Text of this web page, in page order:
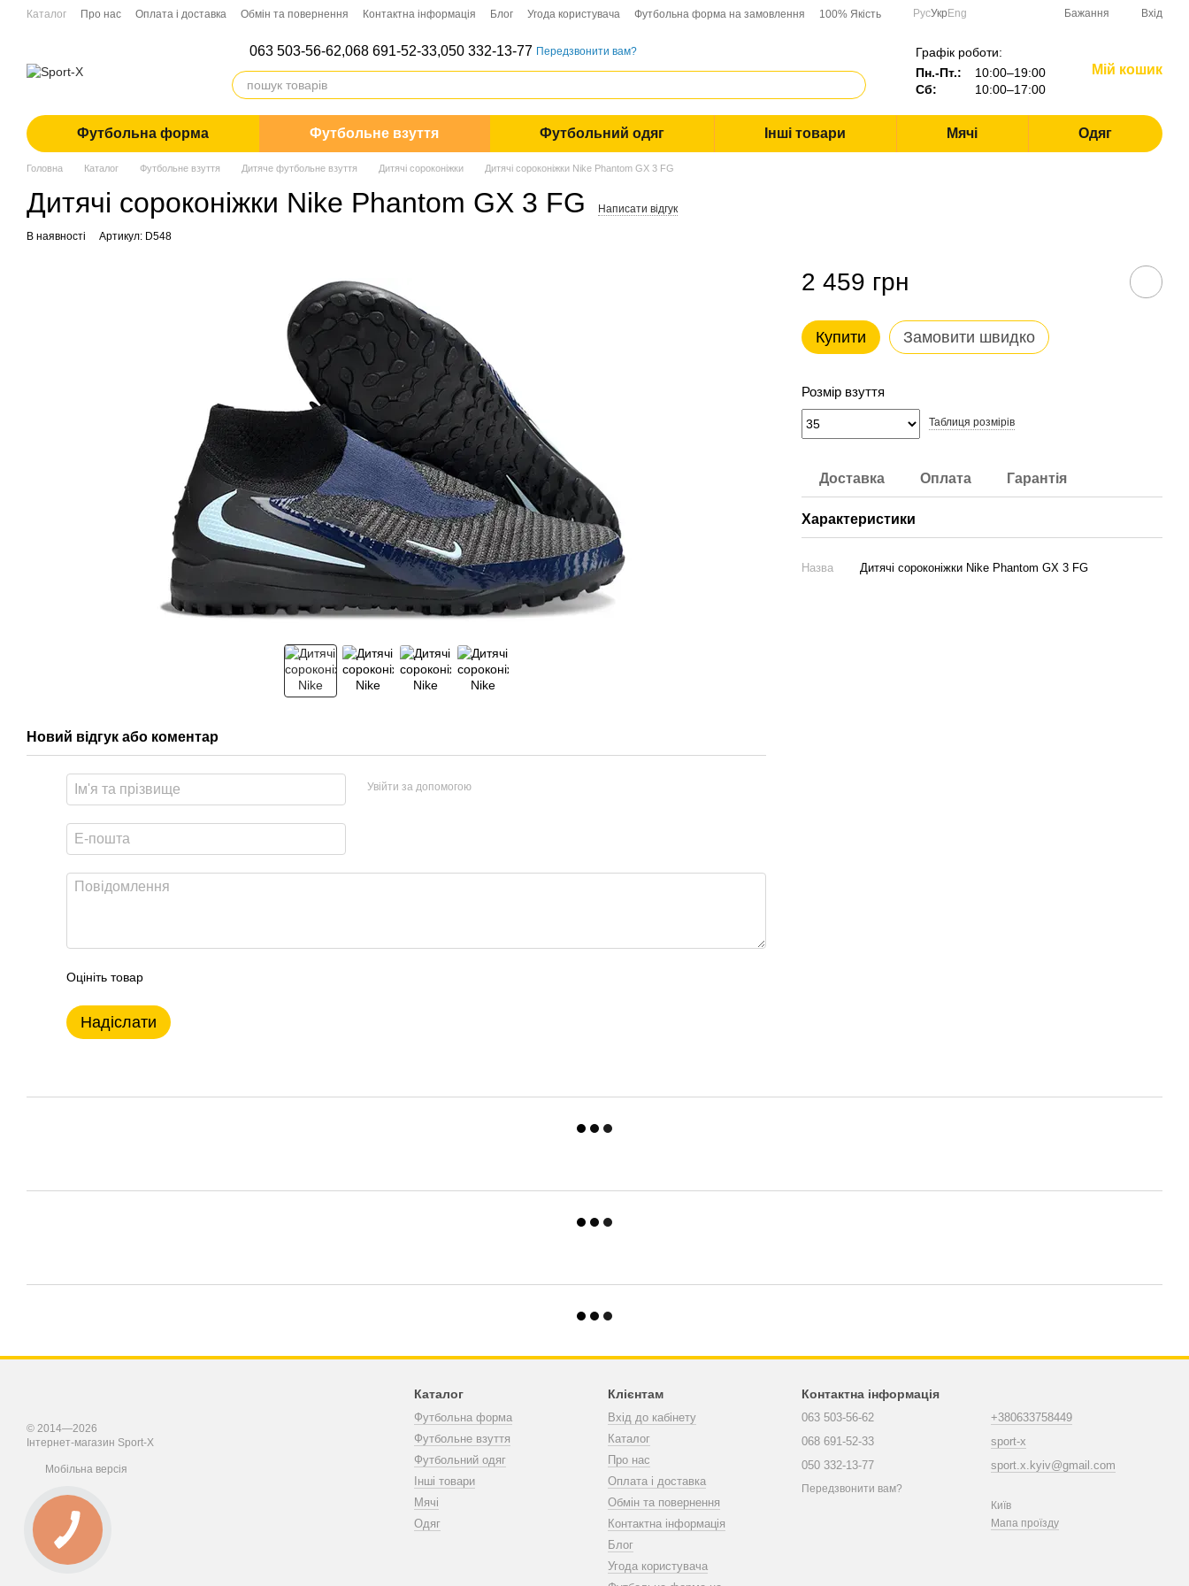
Перейти до основного контенту
Каталог Про нас Оплата і доставка Обмін та повернення Контактна інформація Блог Угода користувача Футбольна форма на замовлення 100% Якість РусУкр Eng Бажання Вхід
063 503-56-62,068 691-52-33,050 332-13-77 Передзвонити вам?
Графік роботи:
Пн.-Пт.:
10:00–19:00
Сб:
10:00–17:00
Мій кошик
Футбольна форма Футбольне взуття Футбольний одяг Інші товари Мячі Одяг
Головна Каталог Футбольне взуття Дитяче футбольне взуття Дитячі сороконіжки Дитячі сороконіжки Nike Phantom GX 3 FG
Дитячі сороконіжки Nike Phantom GX 3 FG Написати відгук
В наявності Артикул: D548
Новий відгук або коментар
Увійти за допомогою
Оцініть товар
Надіслати
2 459 грн
Купити Замовити швидко
Розмір взуття
Таблиця розмірів
Доставка Оплата Гарантія
Характеристики
Назва Дитячі сороконіжки Nike Phantom GX 3 FG
© 2014—2026
Інтернет-магазин Sport-X
Мобільна версія
Каталог
Футбольна форма
Футбольне взуття
Футбольний одяг
Інші товари
Мячі
Одяг
Клієнтам
Вхід до кабінету
Каталог
Про нас
Оплата і доставка
Обмін та повернення
Контактна інформація
Блог
Угода користувача
Контактна інформація
063 503-56-62
068 691-52-33
050 332-13-77
Передзвонити вам?
+380633758449
sport-x
sport.x.kyiv@gmail.com
Київ
Мапа проїзду